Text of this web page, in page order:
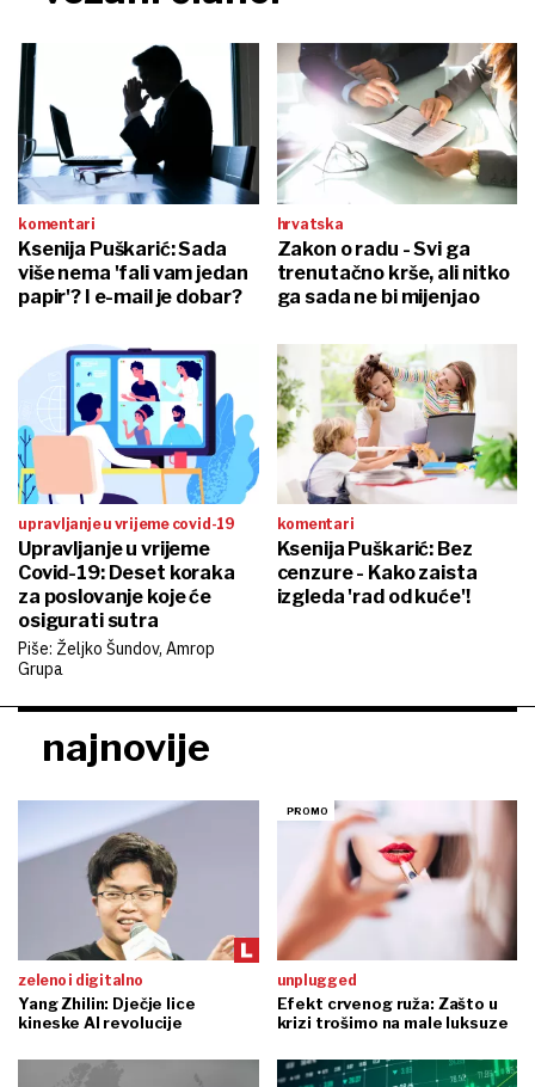
komentari
Ksenija Puškarić: Sada
više nema 'fali vam jedan
papir'? I e-mail je dobar?
hrvatska
Zakon o radu - Svi ga
trenutačno krše, ali nitko
ga sada ne bi mijenjao
upravljanje u vrijeme covid-19
Upravljanje u vrijeme
Covid-19: Deset koraka
za poslovanje koje će
osigurati sutra
Piše: Željko Šundov, Amrop
Grupa
komentari
Ksenija Puškarić: Bez
cenzure - Kako zaista
izgleda 'rad od kuće'!
najnovije
zeleno i digitalno
Yang Zhilin: Dječje lice
kineske AI revolucije
unplugged
Efekt crvenog ruža: Zašto u
krizi trošimo na male luksuze